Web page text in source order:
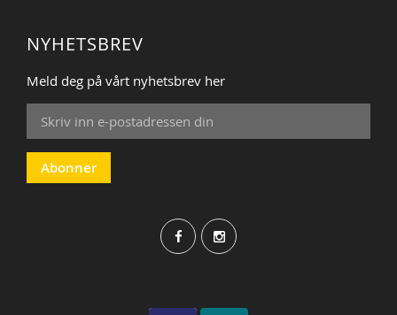
NYHETSBREV
Meld deg på vårt nyhetsbrev her
Sign
Up
for
Our
Newsletter:
Abonner